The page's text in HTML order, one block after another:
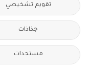
تقويم تشخيصي
جذاذات
مستجدات